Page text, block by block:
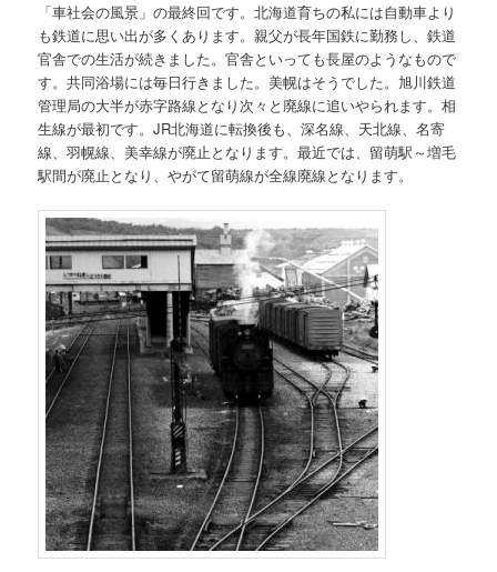
「車社会の風景」の最終回です。北海道育ちの私には自動車より
も鉄道に思い出が多くあります。親父が長年国鉄に勤務し、鉄道
官舎での生活が続きました。官舎といっても長屋のようなもので
す。共同浴場には毎日行きました。美幌はそうでした。旭川鉄道
管理局の大半が赤字路線となり次々と廃線に追いやられます。相
生線が最初です。JR北海道に転換後も、深名線、天北線、名寄
線、羽幌線、美幸線が廃止となります。最近では、留萌駅～増毛
駅間が廃止となり、やがて留萌線が全線廃線となります。